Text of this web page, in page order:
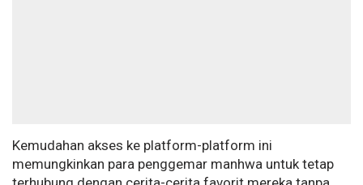
Kemudahan akses ke platform-platform ini
memungkinkan para penggemar manhwa untuk tetap